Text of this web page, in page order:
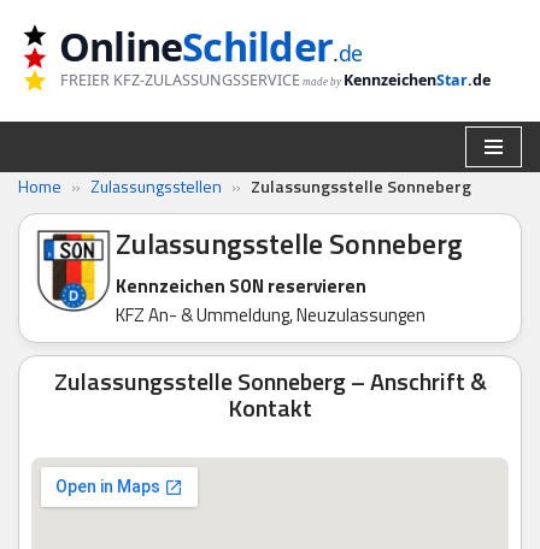
Zum
Inhalt
springen
OnlineSchilder.de
FREIER KFZ-ZULASSUNGSSERVICE made by KennzeichenStar.de
Home » Zulassungsstellen » Zulassungsstelle Sonneberg
Zulassungsstelle Sonneberg
Kennzeichen SON reservieren
KFZ An- & Ummeldung, Neuzulassungen
Zulassungsstelle Sonneberg – Anschrift &
Kontakt